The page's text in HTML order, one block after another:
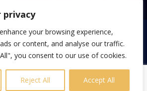
privacy
your browsing experience,
or content, and analyse our traffic.
you consent to our use of cookies.
Reject All Accept All

Български